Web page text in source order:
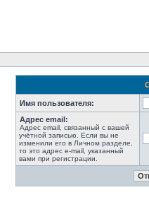
Имя пользователя:
Адрес email:
Адрес email, связанный с вашей
учётной записью. Если вы не
изменили его в Личном разделе,
то это адрес e-mail, указанный
вами при регистрации.